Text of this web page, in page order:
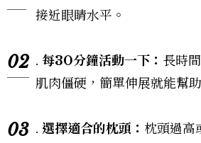
接近眼睛水平。
02 . 每30分鐘活動一下： 長時
肌肉僵硬，簡單伸展就能幫
03 . 選擇適合的枕頭： 枕頭過高